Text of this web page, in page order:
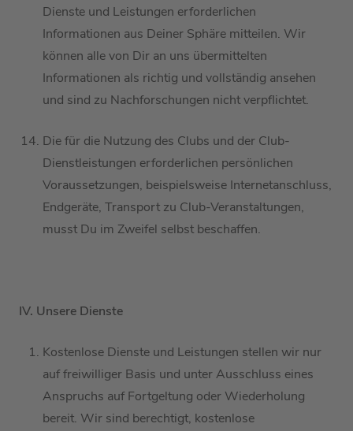
Dienste und Leistungen erforderlichen
Informationen aus Deiner Sphäre mitteilen. Wir
können alle von Dir an uns übermittelten
Informationen als richtig und vollständig ansehen
und sind zu Nachforschungen nicht verpflichtet.
Die für die Nutzung des Clubs und der Club-
Dienstleistungen erforderlichen persönlichen
Voraussetzungen, beispielsweise Internetanschluss,
Endgeräte, Transport zu Club-Veranstaltungen,
musst Du im Zweifel selbst beschaffen.
IV. Unsere Dienste
Kostenlose Dienste und Leistungen stellen wir nur
auf freiwilliger Basis und unter Ausschluss eines
Anspruchs auf Fortgeltung oder Wiederholung
bereit. Wir sind berechtigt, kostenlose